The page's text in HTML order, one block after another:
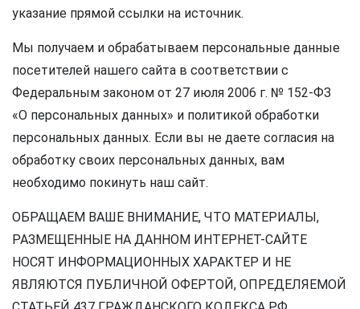
указание прямой ссылки на источник.
Мы получаем и обрабатываем персональные данные
посетителей нашего сайта в соответствии с
Федеральным законом от 27 июля 2006 г. № 152-ФЗ
«О персональных данных» и политикой обработки
персональных данных. Если вы не даете согласия на
обработку своих персональных данных, вам
необходимо покинуть наш сайт.
ОБРАЩАЕМ ВАШЕ ВНИМАНИЕ, ЧТО МАТЕРИАЛЫ,
РАЗМЕЩЕННЫЕ НА ДАННОМ ИНТЕРНЕТ-САЙТЕ
НОСЯТ ИНФОРМАЦИОННЫХ ХАРАКТЕР И НЕ
ЯВЛЯЮТСЯ ПУБЛИЧНОЙ ОФЕРТОЙ, ОПРЕДЕЛЯЕМОЙ